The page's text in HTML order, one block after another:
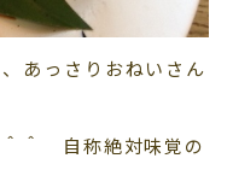
あっさりおねいさん
＾＾ 自称絶対味覚の